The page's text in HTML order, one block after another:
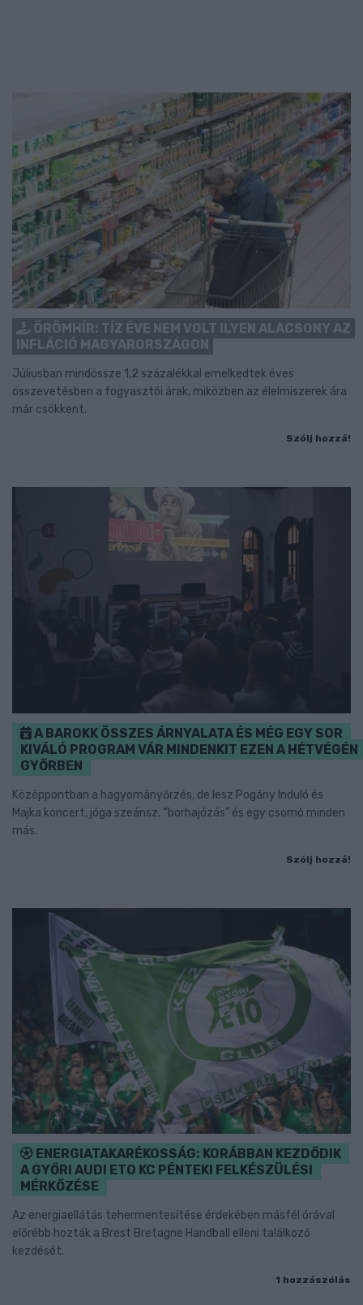
ÖRÖMHÍR: TÍZ ÉVE NEM VOLT ILYEN ALACSONY AZ
INFLÁCIÓ MAGYARORSZÁGON
Júliusban mindössze 1,2 százalékkal emelkedtek éves
összevetésben a fogyasztói árak, miközben az élelmiszerek ára
már csökkent.
Szólj hozzá!
A BAROKK ÖSSZES ÁRNYALATA ÉS MÉG EGY SOR
KIVÁLÓ PROGRAM VÁR MINDENKIT EZEN A HÉTVÉGÉN
GYŐRBEN
Középpontban a hagyományőrzés, de lesz Pogány Induló és
Majka koncert, jóga szeánsz, “borhajózás” és egy csomó minden
más.
Szólj hozzá!
ENERGIATAKARÉKOSSÁG: KORÁBBAN KEZDŐDIK
A GYŐRI AUDI ETO KC PÉNTEKI FELKÉSZÜLÉSI
MÉRKŐZÉSE
Az energiaellátás tehermentesítése érdekében másfél órával
előrébb hozták a Brest Bretagne Handball elleni találkozó
kezdését.
1 hozzászólás